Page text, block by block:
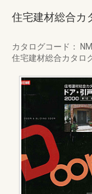
住宅建材総合カ
カタログコード：
住宅建材総合カタロ